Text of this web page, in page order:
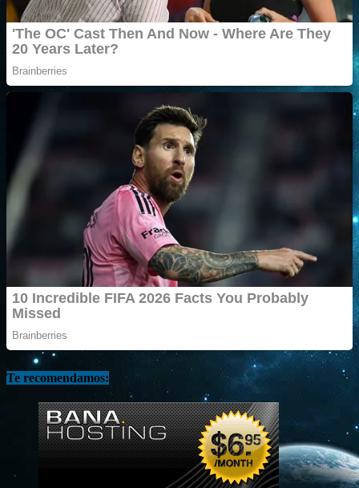
Te recomendamos: